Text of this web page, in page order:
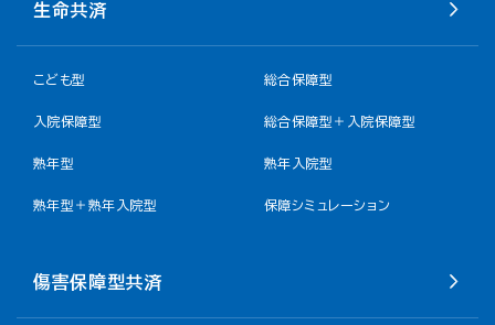
生命共済
こども型 総合保障型
入院保障型 総合保障型＋入院保障型
熟年型 熟年入院型
熟年型＋熟年入院型 保障シミュレーション
傷害保障型共済